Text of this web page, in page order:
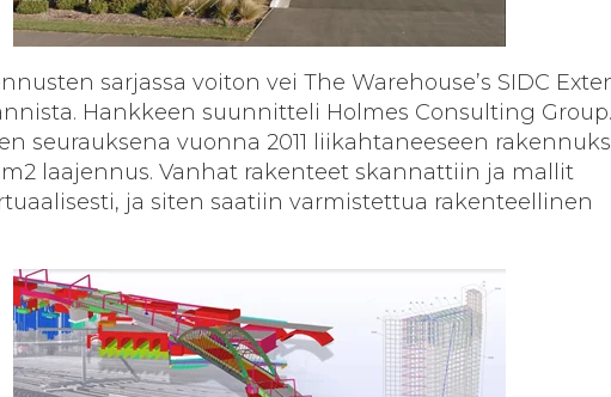
sarjassa voiton vei The Warehouse’s SIDC
Hankkeen suunnitteli Holmes Consulting Group.
seurauksena vuonna 2011 liikahtaneeseen
laajennus. Vanhat rakenteet skannattiin ja mallit
ja siten saatiin varmistettua rakenteellinen